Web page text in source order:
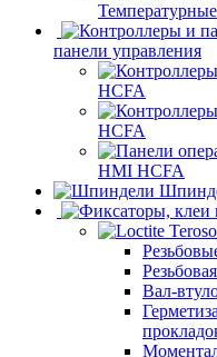
панели управления
HCFA
HCFA
HMI HCFA
Вал-